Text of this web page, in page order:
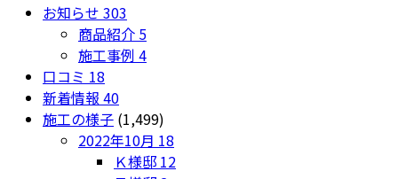
お知らせ 303
商品紹介 5
施工事例 4
口コミ 18
新着情報 40
施工の様子 (1,499)
2022年10月 18
Ｋ様邸 12